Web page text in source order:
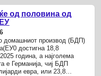
од половина од
домашниот производ (БДП)
достигна 18,8
година, а најголема
е Германија, чиј БДП
евра, или 23,8